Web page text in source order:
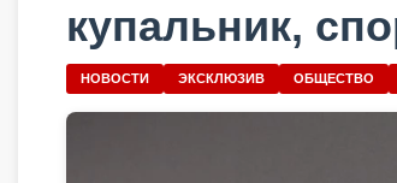
купальник,
НОВОСТИ ЭКСКЛЮЗИВ ОБЩЕСТВО